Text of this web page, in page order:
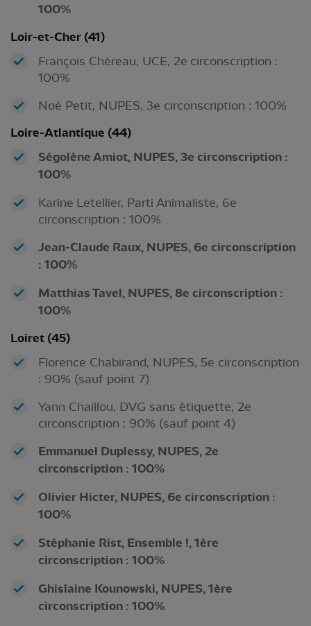
100%
Loir-et-Cher (41)
François Chéreau, UCE, 2e circonscription :
100%
Noé Petit, NUPES, 3e circonscription : 100%
Loire-Atlantique (44)
Ségolène Amiot, NUPES, 3e circonscription :
100%
Karine Letellier, Parti Animaliste, 6e
circonscription : 100%
Jean-Claude Raux, NUPES, 6e circonscription
: 100%
Matthias Tavel, NUPES, 8e circonscription :
100%
Loiret (45)
Florence Chabirand, NUPES, 5e circonscription
: 90% (sauf point 7)
Yann Chaillou, DVG sans étiquette, 2e
circonscription : 90% (sauf point 4)
Emmanuel Duplessy, NUPES, 2e
circonscription : 100%
Olivier Hicter, NUPES, 6e circonscription :
100%
Stéphanie Rist, Ensemble !, 1ère
circonscription : 100%
Ghislaine Kounowski, NUPES, 1ère
circonscription : 100%